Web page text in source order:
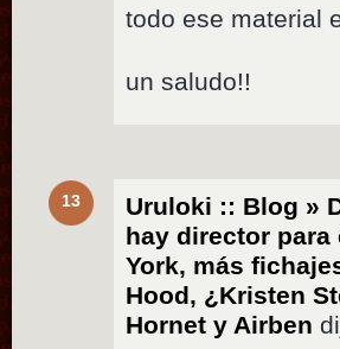
todo ese material
un saludo!!
13
Uruloki :: Blog »
hay director para
York, más
Hood, ¿Kristen
Hornet y Airben